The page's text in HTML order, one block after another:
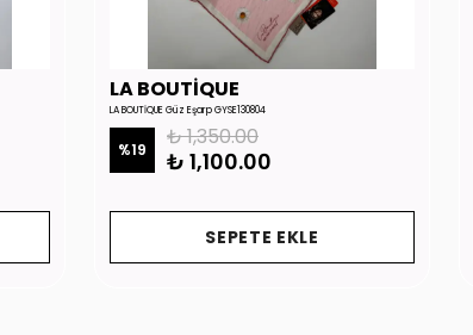
LA BOUTİQUE
LA BOUTİQUE Güz Eşarp GYSE130804
%19 ₺ 1,350.00
₺ 1,100.00
SEPETE EKLE